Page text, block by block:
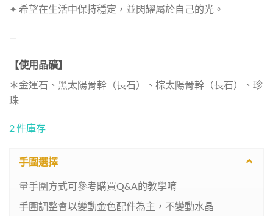
✦ 希望在生活中保持穩定，並閃耀屬於自己的光。
—
【使用晶礦】
＊金運石、黑太陽骨幹（長石）、棕太陽骨幹（長石）、珍
珠
2 件庫存
手圍選擇
量手圍方式可參考購買Q&A的教學唷
手圍調整會以變動金色配件為主，不變動水晶